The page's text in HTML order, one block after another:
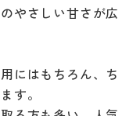
やさしい甘さが広
にはもちろん、ち
す。